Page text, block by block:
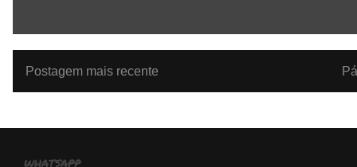
Postagem mais recente
whatsapp